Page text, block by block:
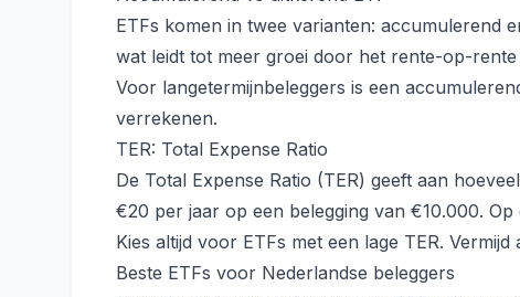
ETFs komen in twee varianten: accumulerend
wat leidt tot meer groei door het rente-op-
Voor langetermijnbeleggers is een
verrekenen.
TER: Total Expense Ratio
De Total Expense Ratio (TER) geeft aan
€20 per jaar op een belegging van €10.000.
Kies altijd voor ETFs met een lage TER.
Beste ETFs voor Nederlandse beleggers